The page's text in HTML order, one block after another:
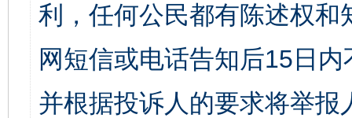
利，任何公民都有陈述权
网短信或电话告知后15日
并根据投诉人的要求将举